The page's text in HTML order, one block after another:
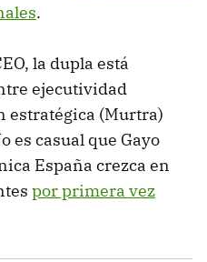
.
la dupla está
ejecutividad
estratégica (Murtra)
es casual que Gayo
España crezca en
por primera vez